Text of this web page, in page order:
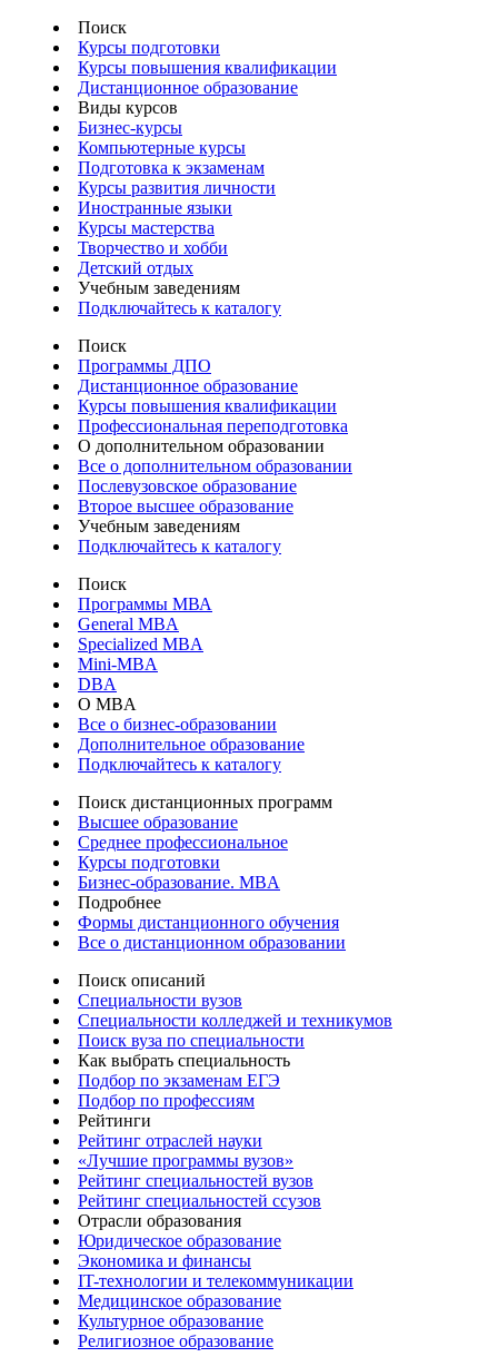
Поиск
Курсы подготовки
Курсы повышения квалификации
Дистанционное образование
Виды курсов
Бизнес-курсы
Компьютерные курсы
Подготовка к экзаменам
Курсы развития личности
Иностранные языки
Курсы мастерства
Творчество и хобби
Детский отдых
Учебным заведениям
Подключайтесь к каталогу
Поиск
Программы ДПО
Дистанционное образование
Курсы повышения квалификации
Профессиональная переподготовка
О дополнительном образовании
Все о дополнительном образовании
Послевузовское образование
Второе высшее образование
Учебным заведениям
Подключайтесь к каталогу
Поиск
Программы МВА
General MBA
Specialized MBA
Mini-MBA
DBA
О MBA
Все о бизнес-образовании
Дополнительное образование
Подключайтесь к каталогу
Поиск дистанционных программ
Высшее образование
Среднее профессиональное
Курсы подготовки
Бизнес-образование. MBA
Подробнее
Формы дистанционного обучения
Все о дистанционном образовании
Поиск описаний
Специальности вузов
Специальности колледжей и техникумов
Поиск вуза по специальности
Как выбрать специальность
Подбор по экзаменам ЕГЭ
Подбор по профессиям
Рейтинги
Рейтинг отраслей науки
«Лучшие программы вузов»
Рейтинг специальностей вузов
Рейтинг специальностей ссузов
Отрасли образования
Юридическое образование
Экономика и финансы
IT-технологии и телекоммуникации
Медицинское образование
Культурное образование
Религиозное образование